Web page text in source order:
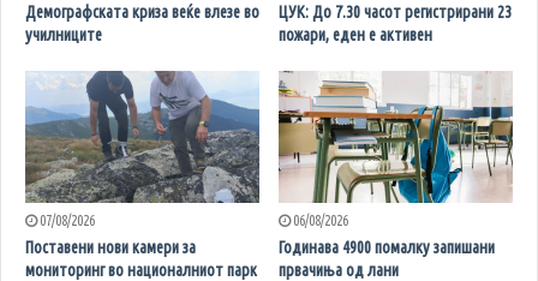
Демографската криза веќе влезе во
училниците
ЦУК: До 7.30 часот регистрирани 23
пожари, еден е активен
07/08/2026
Поставени нови камери за
мониторинг во националниот парк
06/08/2026
Годинава 4900 помалку запишани
првачиња од лани